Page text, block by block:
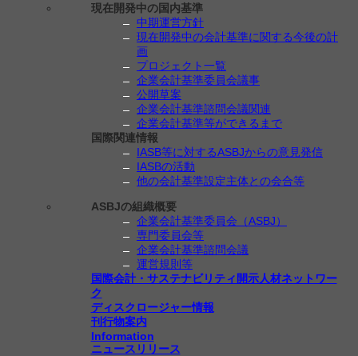
現在開発中の国内基準
中期運営方針
現在開発中の会計基準に関する今後の計
画
プロジェクト一覧
企業会計基準委員会議事
公開草案
企業会計基準諮問会議関連
企業会計基準等ができるまで
国際関連情報
IASB等に対するASBJからの意見発信
IASBの活動
他の会計基準設定主体との会合等
ASBJの組織概要
企業会計基準委員会（ASBJ）
専門委員会等
企業会計基準諮問会議
運営規則等
国際会計・サステナビリティ開示人材ネットワー
ク
ディスクロージャー情報
刊行物案内
Information
ニュースリリース